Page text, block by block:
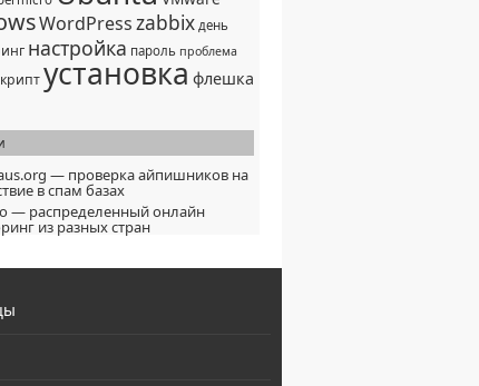
WordPresszabbix день
настройка пароль проблема
установка флешка
— проверка айпишников на
в спам базах
— распределенный онлайн
из разных стран